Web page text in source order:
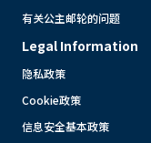
有关公主邮轮的问题
Legal Information
隐私政策
Cookie政策
信息安全基本政策